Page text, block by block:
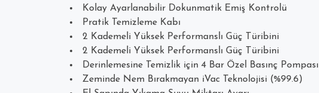
Kolay Ayarlanabilir Dokunmatik Emiş Kontrolü
Pratik Temizleme Kabı
2 Kademeli Yüksek Performanslı Güç Türibini
2 Kademeli Yüksek Performanslı Güç Türibini
Derinlemesine Temizlik için 4 Bar Özel Basınç Pompası
Zeminde Nem Bırakmayan iVac Teknolojisi (%99.6)